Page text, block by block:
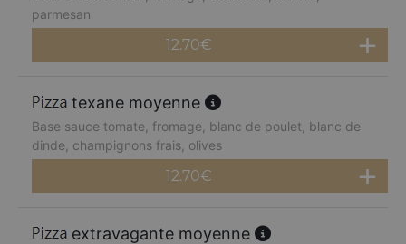
parmesan
12.70€
texane moyenne
Base sauce tomate, fromage, blanc de poulet, blanc de
dinde, champignons frais, olives
12.70€
extravagante moyenne